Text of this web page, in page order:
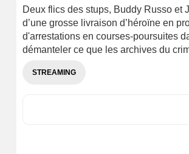
Deux flics des stups, Buddy Russo et
d’une grosse livraison d’héroïne en
d'arrestations en courses-poursuites
démanteler ce que les archives du
STREAMING